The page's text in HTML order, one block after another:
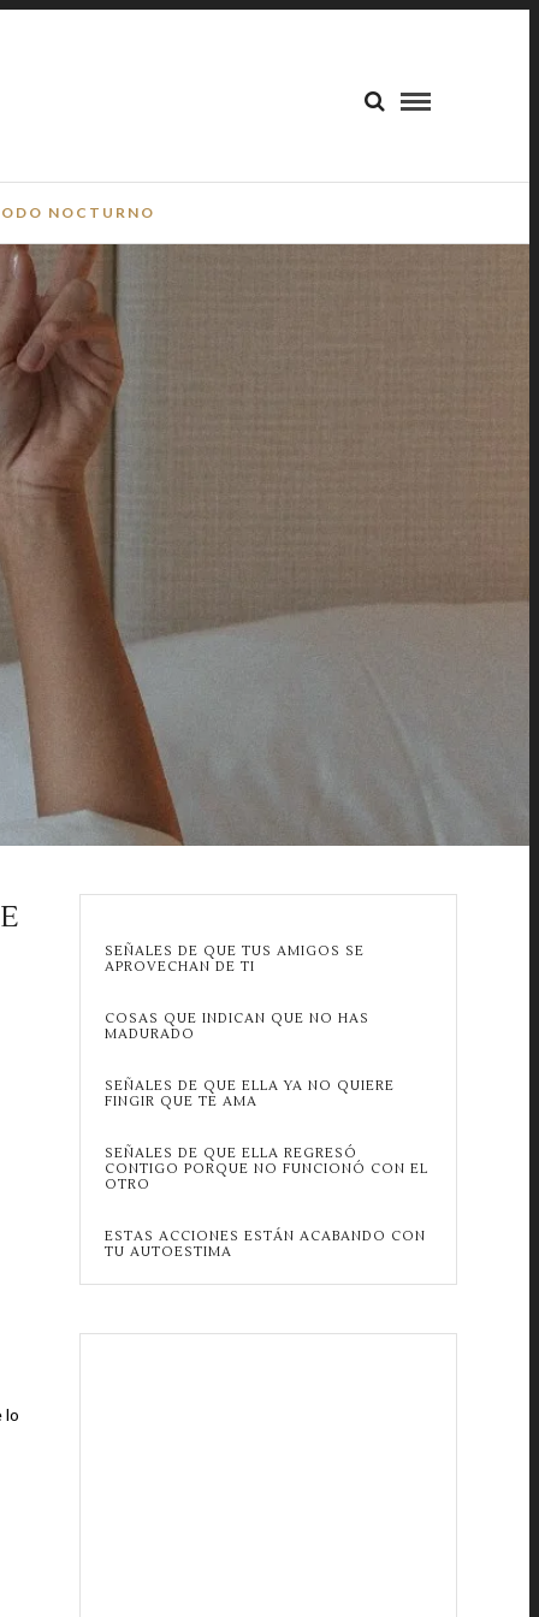
NOCTURNO
lo
SEÑALES DE QUE TUS AMIGOS SE
APROVECHAN DE TI
COSAS QUE INDICAN QUE NO HAS
MADURADO
SEÑALES DE QUE ELLA YA NO QUIERE
FINGIR QUE TE AMA
SEÑALES DE QUE ELLA REGRESÓ
CONTIGO PORQUE NO FUNCIONÓ CON EL
OTRO
ESTAS ACCIONES ESTÁN ACABANDO CON
TU AUTOESTIMA